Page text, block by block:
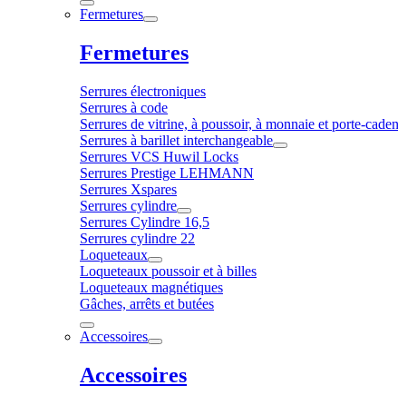
Fermetures
Fermetures
Serrures électroniques
Serrures à code
Serrures de vitrine, à poussoir, à monnaie et porte-
Serrures à barillet interchangeable
Serrures VCS Huwil Locks
Serrures Prestige LEHMANN
Serrures Xspares
Serrures cylindre
Serrures Cylindre 16,5
Serrures cylindre 22
Loqueteaux
Loqueteaux poussoir et à billes
Loqueteaux magnétiques
Gâches, arrêts et butées
Accessoires
Accessoires